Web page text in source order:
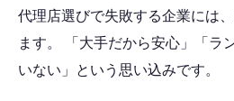
代理店選びで失敗する企業には
ます。 「大手だから安心」「ラ
いない」という思い込みです。